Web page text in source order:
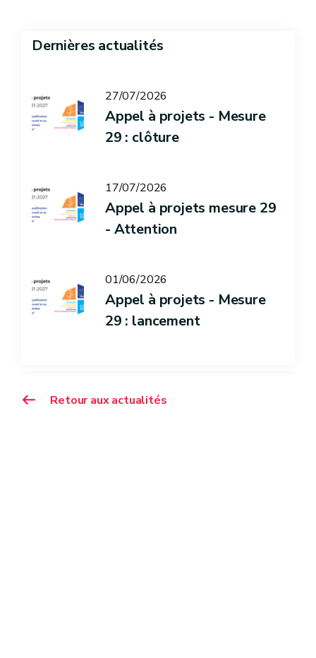
Retour aux actualités
Dernières actualités
27/07/2026
Appel à projets - Mesure
29 : clôture
17/07/2026
Appel à projets mesure 29
- Attention
01/06/2026
Appel à projets - Mesure
29 : lancement